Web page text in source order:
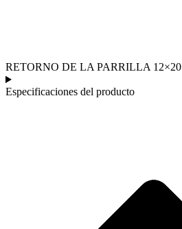
RETORNO DE LA PARRILLA 12×20
Especificaciones del producto